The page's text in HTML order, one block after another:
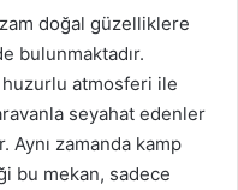
doğal güzelliklere
bulunmaktadır.
huzurlu atmosferi ile
seyahat edenler
Aynı zamanda kamp
bu mekan, sadece